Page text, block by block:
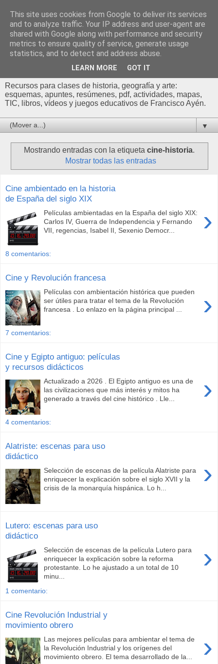
Profesor Francisco |
Recursos de Geografía,
Historia y Arte
Recursos para clases de historia, geografía y arte:
esquemas, apuntes, resúmenes, pdf, actividades, mapas,
TIC, libros, vídeos y juegos educativos de Francisco Ayén.
▼
Mostrando entradas con la etiqueta cine-historia.
Mostrar todas las entradas
Cine ambientado en la historia
de España del siglo XIX
›
Películas ambientadas en la España del siglo XIX:
Carlos IV, Guerra de Independencia y Fernando
VII, regencias, Isabel II, Sexenio Democr...
8 comentarios:
Cine y Revolución francesa
›
Películas con ambientación histórica que pueden
ser útiles para tratar el tema de la Revolución
francesa . Lo enlazo en la página principal ...
7 comentarios:
Cine y Egipto antiguo: películas
y recursos didácticos
›
Actualizado a 2026 . El Egipto antiguo es una de
las civilizaciones que más interés y mitos ha
generado a través del cine histórico . Lle...
4 comentarios:
Alatriste: escenas para uso
didáctico
›
Selección de escenas de la película Alatriste para
enriquecer la explicación sobre el siglo XVII y la
crisis de la monarquía hispánica. Lo h...
Lutero: escenas para uso
didáctico
›
Selección de escenas de la película Lutero para
enriquecer la explicación sobre la reforma
protestante. Lo he ajustado a un total de 10
minu...
1 comentario:
Cine Revolución Industrial y
movimiento obrero
›
Las mejores películas para ambientar el tema de
la Revolución Industrial y los orígenes del
movimiento obrero. El tema desarrollado de la...
This site uses cookies from Google to deliver its services
and to analyze traffic. Your IP address and user-agent are
shared with Google along with performance and security
metrics to ensure quality of service, generate usage
statistics, and to detect and address abuse.
LEARN MORE GOT IT